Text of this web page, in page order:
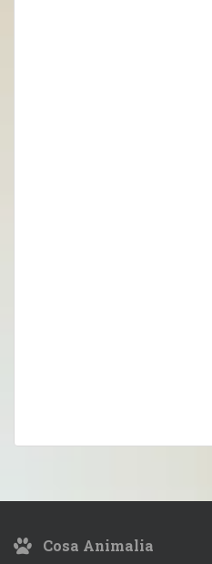
Cosa Animalia